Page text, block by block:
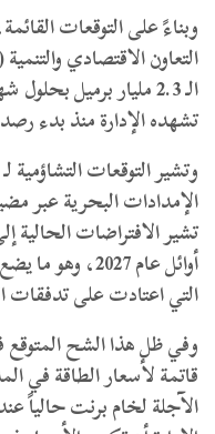
وبناءً على التوقعات
الـ 2.3 مليار برميل
تشهده الإدارة منذ بدء رصدها
و​تشير التوقعات التشاؤمية
الإمدادات البحرية عبر
تشير الافتراضات
أوائل عام
التي اعتادت على تدفقات
و​في ظل هذا الشح المتوقع
قاتمة لأسعار الطاقة في